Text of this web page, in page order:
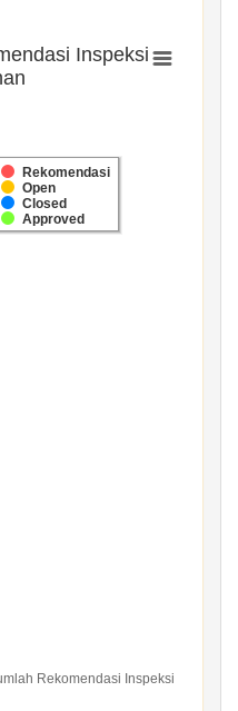
Rekomendasi Inspeksi
Inspeksi
Rekomendasi
Open
Closed
Approved